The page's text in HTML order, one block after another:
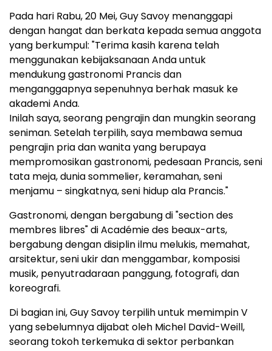
Pada hari Rabu, 20 Mei, Guy Savoy menanggapi
dengan hangat dan berkata kepada semua anggota
yang berkumpul: "Terima kasih karena telah
menggunakan kebijaksanaan Anda untuk
mendukung gastronomi Prancis dan
menganggapnya sepenuhnya berhak masuk ke
akademi Anda.
Inilah saya, seorang pengrajin dan mungkin seorang
seniman. Setelah terpilih, saya membawa semua
pengrajin pria dan wanita yang berupaya
mempromosikan gastronomi, pedesaan Prancis, seni
tata meja, dunia sommelier, keramahan, seni
menjamu – singkatnya, seni hidup ala Prancis."
Gastronomi, dengan bergabung di "section des
membres libres" di Académie des beaux-arts,
bergabung dengan disiplin ilmu melukis, memahat,
arsitektur, seni ukir dan menggambar, komposisi
musik, penyutradaraan panggung, fotografi, dan
koreografi.
Di bagian ini, Guy Savoy terpilih untuk memimpin V
yang sebelumnya dijabat oleh Michel David-Weill,
seorang tokoh terkemuka di sektor perbankan